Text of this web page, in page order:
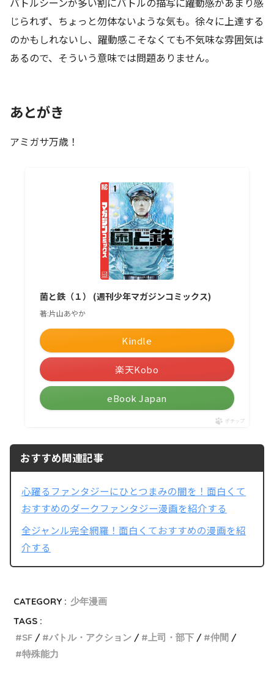
じられず、ちょっと勿体ないような気も。徐々に上達する
のかもしれないし、躍動感こそなくても不気味な雰囲気は
あるので、そういう意味では問題ありません。
あとがき
アミガサ万歳！
菌と鉄（１） (週刊少年マガジンコミックス)
著:片山あやか
Kindle
楽天Kobo
eBook Japan
ポチップ
おすすめ関連記事
心躍るファンタジーにひとつまみの闇を！面白くて
おすすめのダークファンタジー漫画を紹介する
全ジャンル完全網羅！面白くておすすめの漫画を紹
介する
CATEGORY : 少年漫画
TAGS :
SF
バトル・アクション 上司・部下
仲間
特殊能力